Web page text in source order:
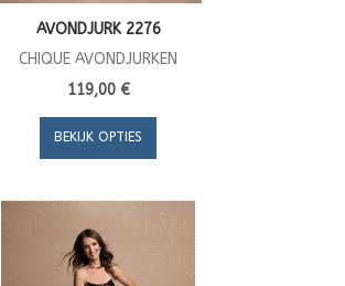
AVONDJURK 2276
CHIQUE AVONDJURKEN
119,00 €
BEKIJK OPTIES